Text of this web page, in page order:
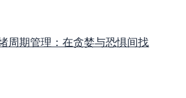
周期管理：在贪婪与恐惧间找